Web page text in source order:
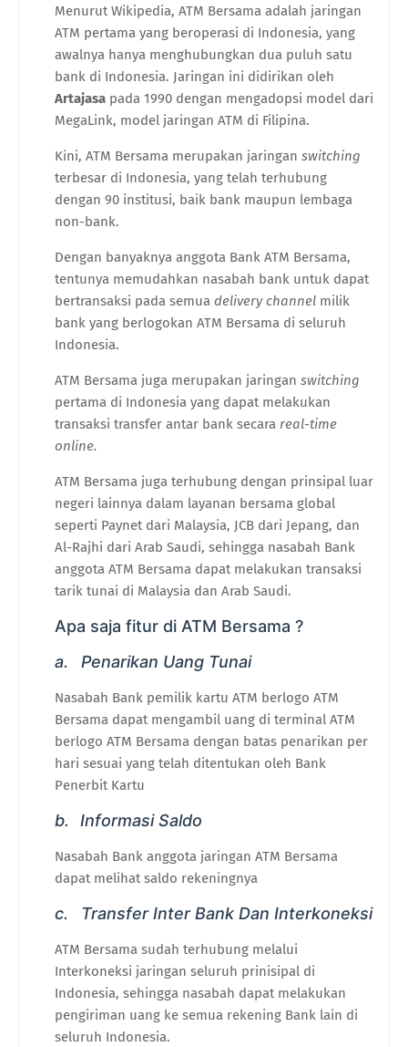
Menurut Wikipedia, ATM Bersama adalah jaringan
ATM pertama yang beroperasi di Indonesia, yang
awalnya hanya menghubungkan dua puluh satu
bank di Indonesia. Jaringan ini didirikan oleh
Artajasa pada 1990 dengan mengadopsi model dari
MegaLink, model jaringan ATM di Filipina.
Kini, ATM Bersama merupakan jaringan switching
terbesar di Indonesia, yang telah terhubung
dengan 90 institusi, baik bank maupun lembaga
non-bank.
Dengan banyaknya anggota Bank ATM Bersama,
tentunya memudahkan nasabah bank untuk dapat
bertransaksi pada semua delivery channel milik
bank yang berlogokan ATM Bersama di seluruh
Indonesia.
ATM Bersama juga merupakan jaringan switching
pertama di Indonesia yang dapat melakukan
transaksi transfer antar bank secara real-time
online.
ATM Bersama juga terhubung dengan prinsipal luar
negeri lainnya dalam layanan bersama global
seperti Paynet dari Malaysia, JCB dari Jepang, dan
Al-Rajhi dari Arab Saudi, sehingga nasabah Bank
anggota ATM Bersama dapat melakukan transaksi
tarik tunai di Malaysia dan Arab Saudi.
Apa saja fitur di ATM Bersama ?
a.
Penarikan Uang Tunai
Nasabah Bank pemilik kartu ATM berlogo ATM
Bersama dapat mengambil uang di terminal ATM
berlogo ATM Bersama dengan batas penarikan per
hari sesuai yang telah ditentukan oleh Bank
Penerbit Kartu
b. Informasi Saldo
Nasabah Bank anggota jaringan ATM Bersama
dapat melihat saldo rekeningnya
c. Transfer Inter Bank Dan Interkoneksi
ATM Bersama sudah terhubung melalui
Interkoneksi jaringan seluruh prinisipal di
Indonesia, sehingga nasabah dapat melakukan
pengiriman uang ke semua rekening Bank lain di
seluruh Indonesia.